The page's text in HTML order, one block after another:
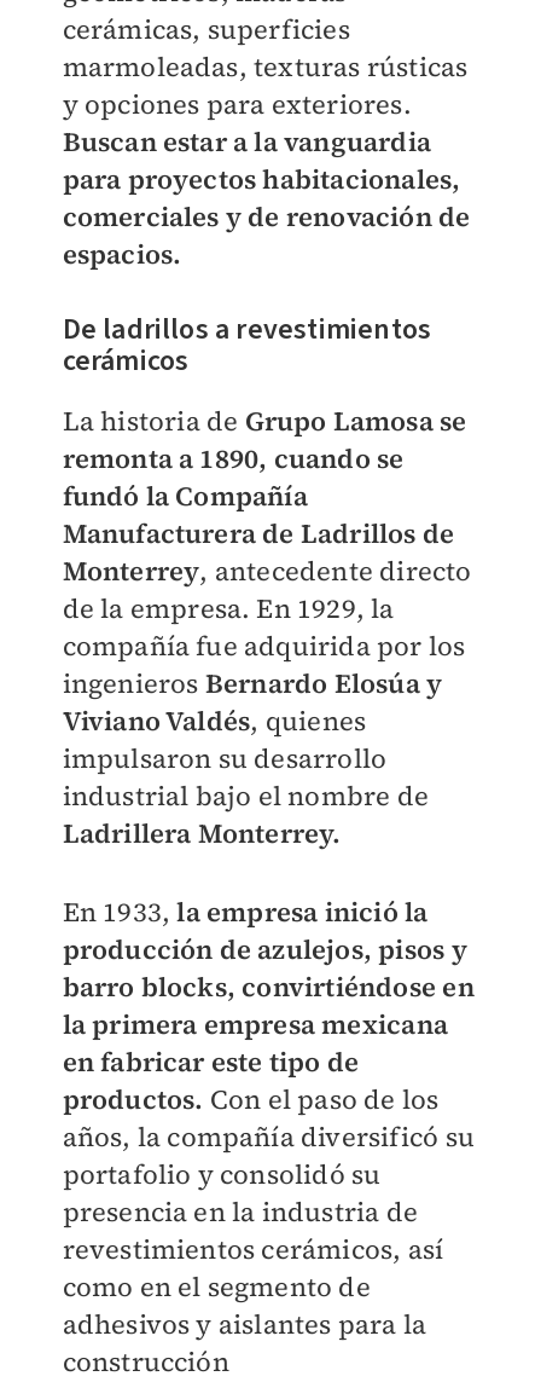
cerámicas, superficies
marmoleadas, texturas rústicas
y opciones para exteriores.
Buscan estar a la vanguardia
para proyectos habitacionales,
comerciales y de renovación de
espacios.
De ladrillos a revestimientos
cerámicos
La historia de Grupo Lamosa se
remonta a 1890, cuando se
fundó la Compañía
Manufacturera de Ladrillos de
Monterrey, antecedente directo
de la empresa. En 1929, la
compañía fue adquirida por los
ingenieros Bernardo Elosúa y
Viviano Valdés, quienes
impulsaron su desarrollo
industrial bajo el nombre de
Ladrillera Monterrey.
En 1933,la empresa inició la
producción de azulejos, pisos y
barro blocks, convirtiéndose en
la primera empresa mexicana
en fabricar este tipo de
productos. Con el paso de los
años, la compañía diversificó su
portafolio y consolidó su
presencia en la industria de
revestimientos cerámicos, así
como en el segmento de
adhesivos y aislantes para la
construcción